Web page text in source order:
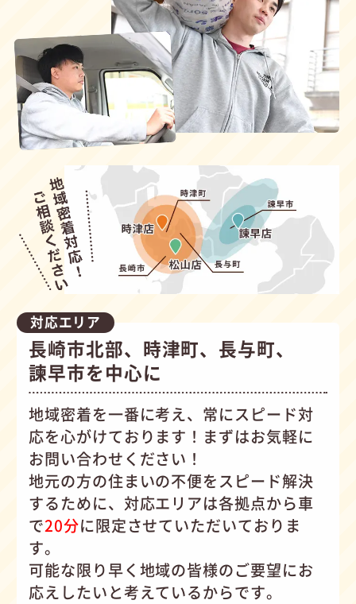
対応エリア
長崎市北部、時津町、長与町、
諫早市を中心に
地域密着を一番に考え、常にスピード対
応を心がけております！まずはお気軽に
お問い合わせください！
地元の方の住まいの不便をスピード解決
するために、対応エリアは各拠点から車
で20分に限定させていただいておりま
す。
可能な限り早く地域の皆様のご要望にお
応えしたいと考えているからです。